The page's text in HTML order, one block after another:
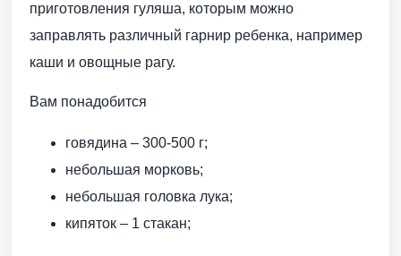
приготовления гуляша, которым можно
заправлять различный гарнир ребенка, например
каши и овощные рагу.
Вам понадобится
говядина – 300-500 г;
небольшая морковь;
небольшая головка лука;
кипяток – 1 стакан;